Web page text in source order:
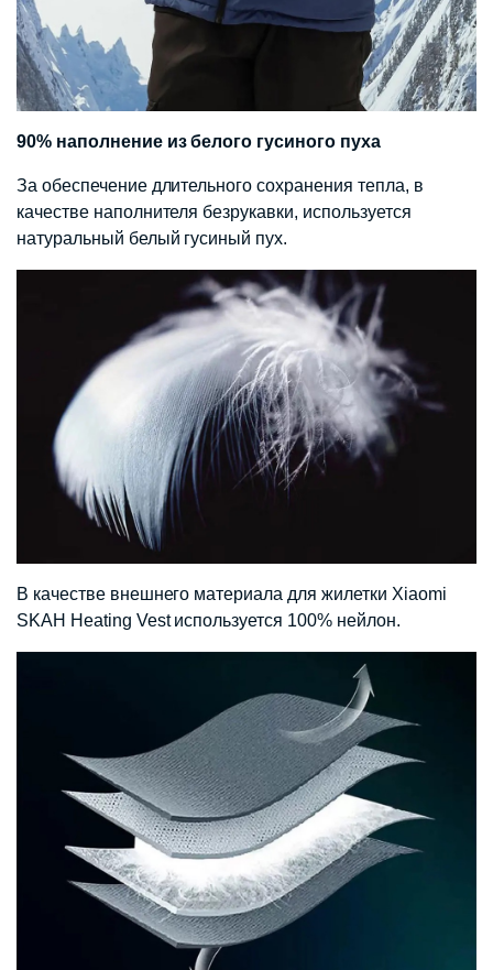
90% наполнение из белого гусиного пуха
За обеспечение длительного сохранения тепла, в
качестве наполнителя безрукавки, используется
натуральный белый гусиный пух.
В качестве внешнего материала для жилетки Xiaomi
SKAH Heating Vest используется 100% нейлон.